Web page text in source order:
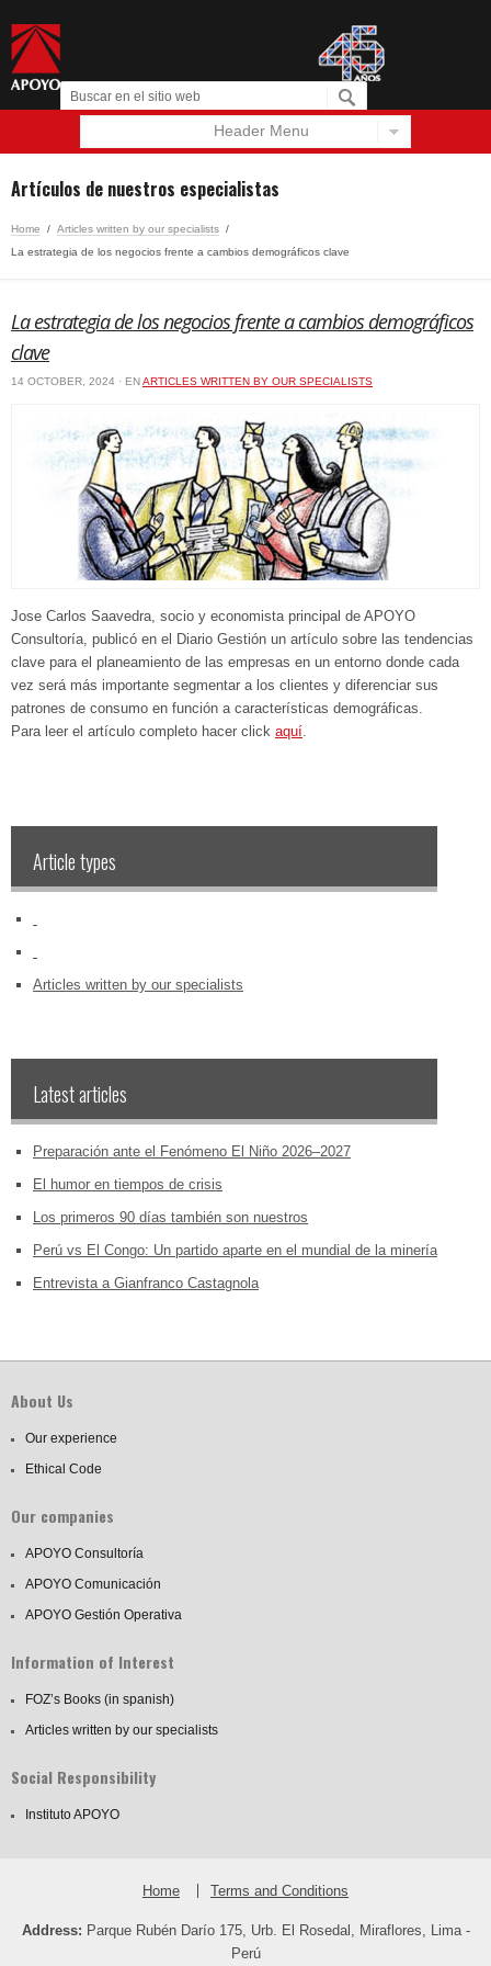
Header Menu
Artículos de nuestros especialistas
Home / Articles written by our specialists /
La estrategia de los negocios frente a cambios demográficos clave
La estrategia de los negocios frente a cambios demográficos
clave
14 OCTOBER, 2024 · ENARTICLES WRITTEN BY OUR SPECIALISTS
Jose Carlos Saavedra, socio y economista principal de APOYO
Consultoría, publicó en el Diario Gestión un artículo sobre las tendencias
clave para el planeamiento de las empresas en un entorno donde cada
vez será más importante segmentar a los clientes y diferenciar sus
patrones de consumo en función a características demográficas.
Para leer el artículo completo hacer click aquí
Article types
Articles written by our specialists
Latest articles
Preparación ante el Fenómeno El Niño 2026–2027
El humor en tiempos de crisis
Los primeros 90 días también son nuestros
Perú vs El Congo: Un partido aparte en el mundial de la minería
Entrevista a Gianfranco Castagnola
About Us
Our experience
Ethical Code
Our companies
APOYO Consultoría
APOYO Comunicación
APOYO Gestión Operativa
Information of Interest
FOZ’s Books (in spanish)
Articles written by our specialists
Social Responsibility
Instituto APOYO
Home Terms and Conditions
Address: Parque Rubén Darío 175, Urb. El Rosedal, Miraflores, Lima -
Perú